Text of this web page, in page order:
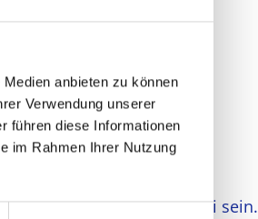
anbieten zu können
Verwendung unserer
führen diese Informationen
im Rahmen Ihrer Nutzung
freuen uns auf Ihre
erleben und dabei sein.